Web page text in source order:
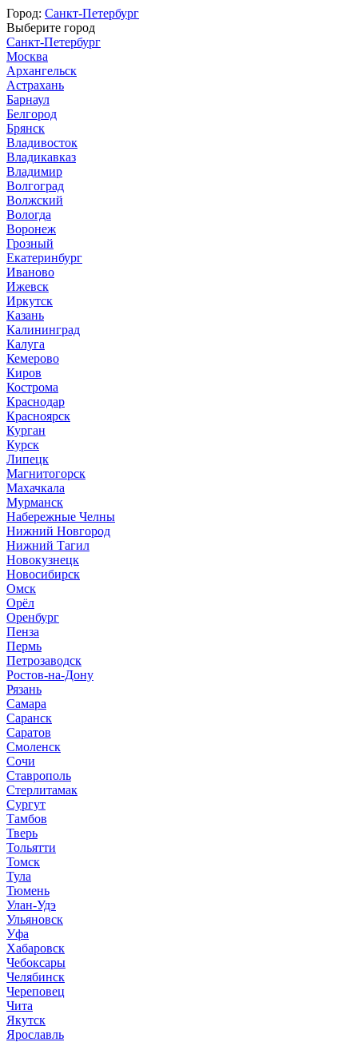
Город: Санкт-Петербург
Выберите город
Санкт-Петербург
Москва
Архангельск
Астрахань
Барнаул
Белгород
Брянск
Владивосток
Владикавказ
Владимир
Волгоград
Волжский
Вологда
Воронеж
Грозный
Екатеринбург
Иваново
Ижевск
Иркутск
Казань
Калининград
Калуга
Кемерово
Киров
Кострома
Краснодар
Красноярск
Курган
Курск
Липецк
Магнитогорск
Махачкала
Мурманск
Набережные Челны
Нижний Новгород
Нижний Тагил
Новокузнецк
Новосибирск
Омск
Орёл
Оренбург
Пенза
Пермь
Петрозаводск
Ростов-на-Дону
Рязань
Самара
Саранск
Саратов
Смоленск
Сочи
Ставрополь
Стерлитамак
Сургут
Тамбов
Тверь
Тольятти
Томск
Тула
Тюмень
Улан-Удэ
Ульяновск
Уфа
Хабаровск
Чебоксары
Челябинск
Череповец
Чита
Якутск
Ярославль